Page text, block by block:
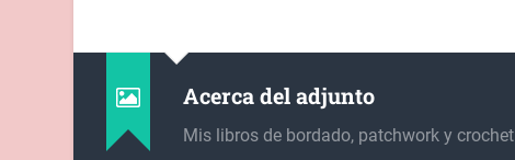
Acerca del adjunto
Mis libros de bordado, patchwork y crochet